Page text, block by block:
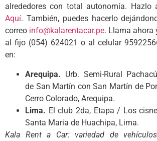
alrededores con total autonomía. Hazlo
Aquí. También, puedes hacerlo
correo info@kalarentacar.pe. Llama ahora
al fijo (054) 624021 o al celular
en:
Arequipa. Urb. Semi-Rural
de San Martín con San Martín de
Cerro Colorado, Arequipa.
Lima. El club 2da, Etapa / Los
Santa Maria de Huachipa, Lima.
Kala Rent a Car: variedad de